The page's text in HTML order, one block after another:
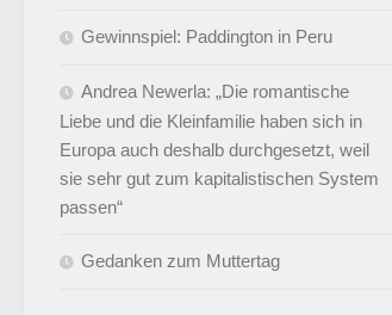
Gewinnspiel: Paddington in Peru
Andrea Newerla: „Die romantische
Liebe und die Kleinfamilie haben sich in
Europa auch deshalb durchgesetzt, weil
sie sehr gut zum kapitalistischen System
passen“
Gedanken zum Muttertag